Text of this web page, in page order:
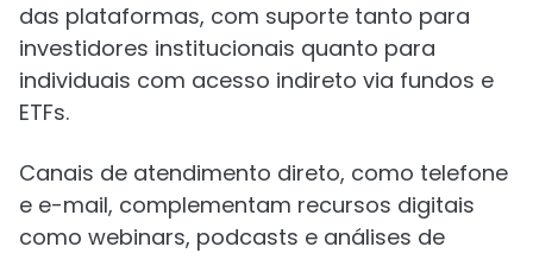
das plataformas, com suporte tanto para
investidores institucionais quanto para
individuais com acesso indireto via fundos e
ETFs.
Canais de atendimento direto, como telefone
e e-mail, complementam recursos digitais
como webinars, podcasts e análises de